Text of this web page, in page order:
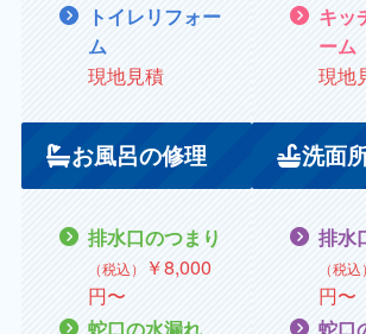
トイレリフォー
ム
現地見積
キッ
ーム
現地
お風呂の修理
排水口のつまり
（税込）
￥8,000
円〜
洗面
排水
（税込）
円〜